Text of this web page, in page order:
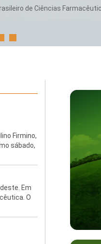
de Ciências
Firmino,
sábado,
Em
O